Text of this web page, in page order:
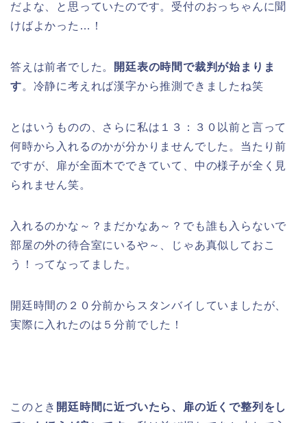
だよな、と思っていたのです。受付のおっちゃんに聞
けばよかった…！
答えは前者でした。
開廷表の時間で裁判が始まりま
す。冷静に考えれば漢字から推測できましたね笑
とはいうものの、さらに私は１３：３０以前と言って
何時から入れるのかが分かりませんでした。当たり前
ですが、扉が全面木でできていて、中の様子が全く見
られません笑。
入れるのかな～？まだかなあ～？でも誰も入らないで
部屋の外の待合室にいるや～、じゃあ真似しておこ
う！ってなってました。
開廷時間の２０分前からスタンバイしていましたが、
実際に入れたのは５分前でした！
このとき 開廷時間に近づいたら、扉の近くで整列をし